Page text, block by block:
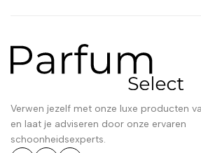
Verwen jezelf met onze luxe producten
en laat je adviseren door onze ervaren
schoonheidsexperts.